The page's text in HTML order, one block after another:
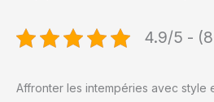
4.9/5 -
Affronter les intempéries avec style